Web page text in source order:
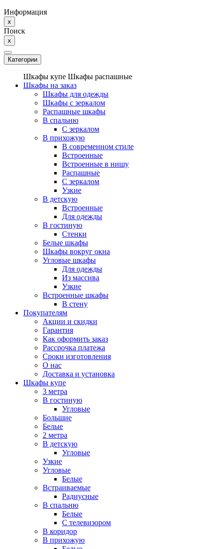
Информация
x
Поиск
x
Категории
Шкафы купе Шкафы распашные
Шкафы на заказ
Шкафы для одежды
Шкафы с зеркалом
Распашные шкафы
В спальню
С зеркалом
В прихожую
В современном стиле
Встроенные
Встроенные в нишу
Распашные
С зеркалом
Узкие
В детскую
Встроенные
Для одежды
В гостиную
Стенки
Белые шкафы
Шкафы вокруг окна
Угловые шкафы
Для одежды
Из массива
Узкие
Встроенные шкафы
В стену
Покупателям
Акции и скидки
Гарантия
Как оформить заказ
Рассрочка платежа
Сроки изготовления
О нас
Доставка и установка
Шкафы купе
3 метра
В гостиную
Угловые
Большие
Белые
2 метра
В детскую
Угловые
Узкие
Угловые
Белые
Встраиваемые
Радиусные
В спальню
Белые
С телевизором
В коридор
В прихожую